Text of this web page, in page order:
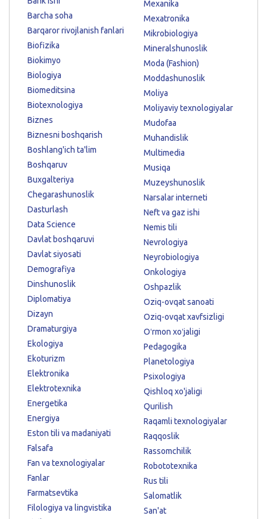
Barcha soha
Barqaror rivojlanish fanlari
Biofizika
Biokimyo
Biologiya
Biomeditsina
Biotexnologiya
Biznes
Biznesni boshqarish
Boshlang'ich ta'lim
Boshqaruv
Buxgalteriya
Chegarashunoslik
Dasturlash
Data Science
Davlat boshqaruvi
Davlat siyosati
Demografiya
Dinshunoslik
Diplomatiya
Dizayn
Dramaturgiya
Ekologiya
Ekoturizm
Elektronika
Elektrotexnika
Energetika
Energiya
Eston tili va madaniyati
Falsafa
Fan va texnologiyalar
Fanlar
Farmatsevtika
Filologiya va lingvistika
Mexanika
Mexatronika
Mikrobiologiya
Mineralshunoslik
Moda (Fashion)
Moddashunoslik
Moliya
Moliyaviy texnologiyalar
Mudofaa
Muhandislik
Multimedia
Musiqa
Muzeyshunoslik
Narsalar interneti
Neft va gaz ishi
Nemis tili
Nevrologiya
Neyrobiologiya
Onkologiya
Oshpazlik
Oziq-ovqat sanoati
Oziq-ovqat xavfsizligi
Oʻrmon xoʻjaligi
Pedagogika
Planetologiya
Psixologiya
Qishloq xo'jaligi
Qurilish
Raqamli texnologiyalar
Raqqoslik
Rassomchilik
Robototexnika
Rus tili
Salomatlik
San'at